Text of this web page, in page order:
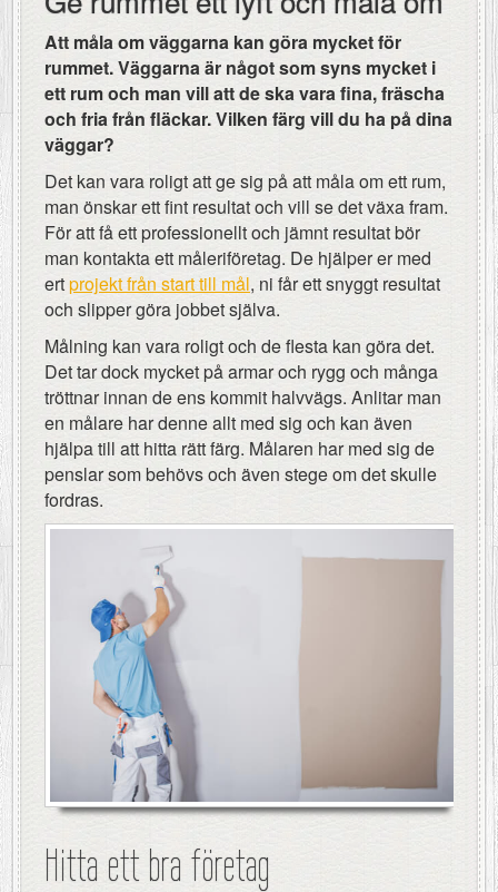
Att måla om väggarna kan göra mycket för
rummet. Väggarna är något som syns mycket i
ett rum och man vill att de ska vara fina, fräscha
och fria från fläckar. Vilken färg vill du ha på dina
väggar?
Det kan vara roligt att ge sig på att måla om ett rum,
man önskar ett fint resultat och vill se det växa fram.
För att få ett professionellt och jämnt resultat bör
man kontakta ett måleriföretag. De hjälper er med
ertprojekt från start till mål, ni får ett snyggt resultat
och slipper göra jobbet själva.
Målning kan vara roligt och de flesta kan göra det.
Det tar dock mycket på armar och rygg och många
tröttnar innan de ens kommit halvvägs. Anlitar man
en målare har denne allt med sig och kan även
hjälpa till att hitta rätt färg. Målaren har med sig de
penslar som behövs och även stege om det skulle
fordras.
Hitta ett bra företag